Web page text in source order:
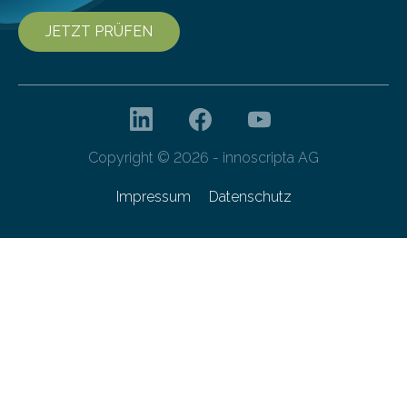
JETZT PRÜFEN
Copyright © 2026 - innoscripta AG
Impressum Datenschutz